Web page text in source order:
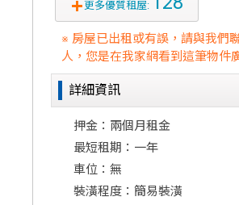
更多優質租屋:
※ 房屋已出租或有誤，請與我們
人，您是在我家網看到這筆物件
詳細資訊
押金：兩個月租金
最短租期：一年
車位：無
裝潢程度：簡易裝潢